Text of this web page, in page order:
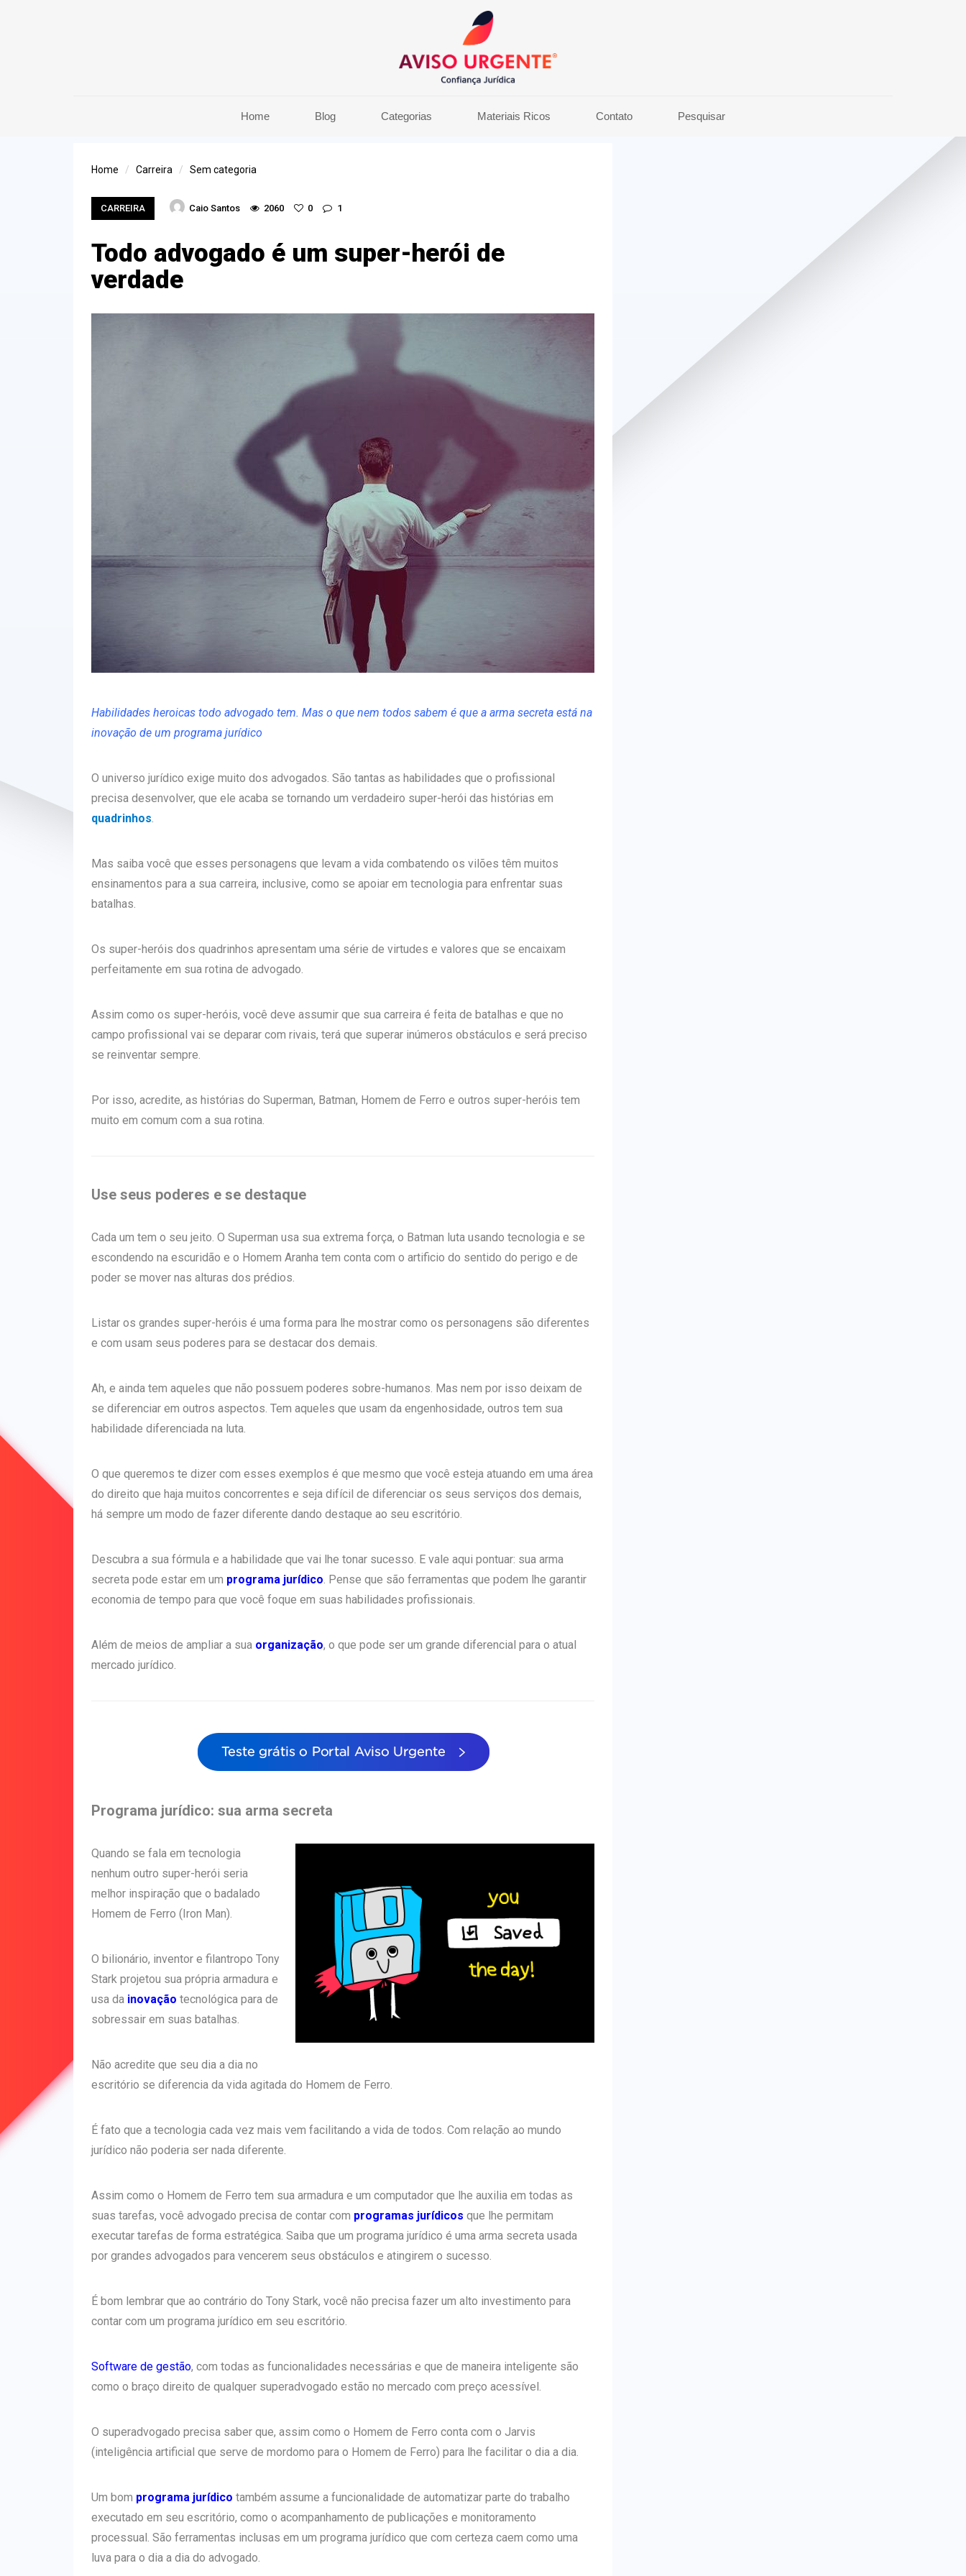
Home Blog Categorias Materiais Ricos Contato Pesquisar
Home Carreira Sem categoria
CARREIRA Caio Santos 2060 0 1
Todo advogado é um super-herói de
verdade
Habilidades heroicas todo advogado tem. Mas o que nem todos sabem é que a arma secreta está na
inovação de um programa jurídico
O universo jurídico exige muito dos advogados. São tantas as habilidades que o profissional
precisa desenvolver, que ele acaba se tornando um verdadeiro super-herói das histórias em
quadrinhos
Mas saiba você que esses personagens que levam a vida combatendo os vilões têm muitos
ensinamentos para a sua carreira, inclusive, como se apoiar em tecnologia para enfrentar suas
batalhas.
Os super-heróis dos quadrinhos apresentam uma série de virtudes e valores que se encaixam
perfeitamente em sua rotina de advogado.
Assim como os super-heróis, você deve assumir que sua carreira é feita de batalhas e que no
campo profissional vai se deparar com rivais, terá que superar inúmeros obstáculos e será preciso
se reinventar sempre.
Por isso, acredite, as histórias do Superman, Batman, Homem de Ferro e outros super-heróis tem
muito em comum com a sua rotina.
Use seus poderes e se destaque
Cada um tem o seu jeito. O Superman usa sua extrema força, o Batman luta usando tecnologia e se
escondendo na escuridão e o Homem Aranha tem conta com o artificio do sentido do perigo e de
poder se mover nas alturas dos prédios.
Listar os grandes super-heróis é uma forma para lhe mostrar como os personagens são diferentes
e com usam seus poderes para se destacar dos demais.
Ah, e ainda tem aqueles que não possuem poderes sobre-humanos. Mas nem por isso deixam de
se diferenciar em outros aspectos. Tem aqueles que usam da engenhosidade, outros tem sua
habilidade diferenciada na luta.
O que queremos te dizer com esses exemplos é que mesmo que você esteja atuando em uma área
do direito que haja muitos concorrentes e seja difícil de diferenciar os seus serviços dos demais,
há sempre um modo de fazer diferente dando destaque ao seu escritório.
Descubra a sua fórmula e a habilidade que vai lhe tonar sucesso. E vale aqui pontuar: sua arma
secreta pode estar em um programa jurídico . Pense que são ferramentas que podem lhe garantir
economia de tempo para que você foque em suas habilidades profissionais.
Além de meios de ampliar a sua organização, o que pode ser um grande diferencial para o atual
mercado jurídico.
Programa jurídico: sua arma secreta
Quando se fala em tecnologia
nenhum outro super-herói seria
melhor inspiração que o badalado
Homem de Ferro (Iron Man).
O bilionário, inventor e filantropo Tony
Stark projetou sua própria armadura e
usa da inovação tecnológica para de
sobressair em suas batalhas.
Não acredite que seu dia a dia no
escritório se diferencia da vida agitada do Homem de Ferro.
É fato que a tecnologia cada vez mais vem facilitando a vida de todos. Com relação ao mundo
jurídico não poderia ser nada diferente.
Assim como o Homem de Ferro tem sua armadura e um computador que lhe auxilia em todas as
suas tarefas, você advogado precisa de contar com programas jurídicos que lhe permitam
executar tarefas de forma estratégica. Saiba que um programa jurídico é uma arma secreta usada
por grandes advogados para vencerem seus obstáculos e atingirem o sucesso.
É bom lembrar que ao contrário do Tony Stark, você não precisa fazer um alto investimento para
contar com um programa jurídico em seu escritório.
Software de gestão, com todas as funcionalidades necessárias e que de maneira inteligente são
como o braço direito de qualquer superadvogado estão no mercado com preço acessível.
O superadvogado precisa saber que, assim como o Homem de Ferro conta com o Jarvis
(inteligência artificial que serve de mordomo para o Homem de Ferro) para lhe facilitar o dia a dia.
Um bom programa jurídico também assume a funcionalidade de automatizar parte do trabalho
executado em seu escritório, como o acompanhamento de publicações e monitoramento
processual. São ferramentas inclusas em um programa jurídico que com certeza caem como uma
luva para o dia a dia do advogado.